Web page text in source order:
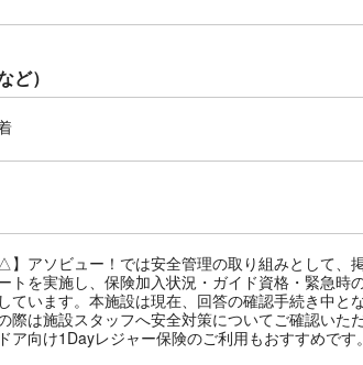
ど）
△】アソビュー！では安全管理の取り組みとして、
トを実施し、保険加入状況・ガイド資格・緊急時
ています。本施設は現在、回答の確認手続き中と
際は施設スタッフへ安全対策についてご確認いた
ア向け1Dayレジャー保険のご利用もおすすめです。